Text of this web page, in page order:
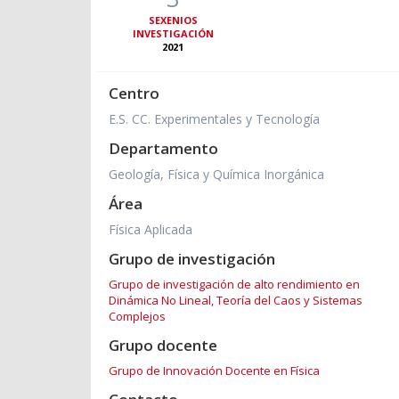
SEXENIOS
INVESTIGACIÓN
2021
Centro
E.S. CC. Experimentales y Tecnología
Departamento
Geología, Física y Química Inorgánica
Área
Física Aplicada
Grupo de investigación
Grupo de investigación de alto rendimiento en
Dinámica No Lineal, Teoría del Caos y Sistemas
Complejos
Grupo docente
Grupo de Innovación Docente en Física